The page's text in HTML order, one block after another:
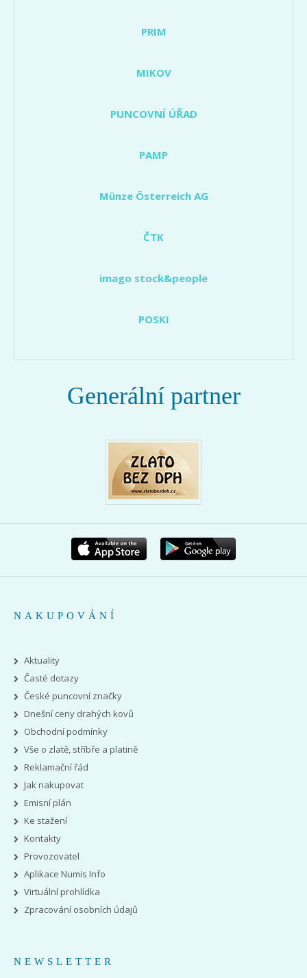
PRIM
MIKOV
PUNCOVNÍ ÚŘAD
PAMP
Münze Österreich AG
ČTK
imago stock&people
POSKI
Generální partner
NAKUPOVÁNÍ
Aktuality
Časté dotazy
České puncovní značky
Dnešní ceny drahých kovů
Obchodní podmínky
Vše o zlatě, stříbře a platině
Reklamační řád
Jak nakupovat
Emisní plán
Ke stažení
Kontakty
Provozovatel
Aplikace Numis Info
Virtuální prohlídka
Zpracování osobních údajů
NEWSLETTER